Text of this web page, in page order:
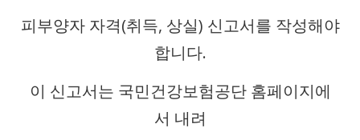
피부양자 자격(취득, 상실) 신고서를 작성해야
합니다.
이 신고서는 국민건강보험공단 홈페이지에
서 내려